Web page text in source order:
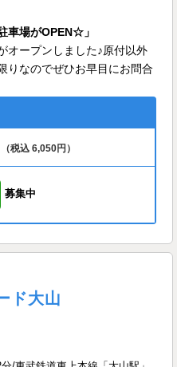
車場がOPEN☆」
オープンしました♪原付以外
りなのでぜひお早目にお問合
（税込 6,050円）
募集中
ド大山